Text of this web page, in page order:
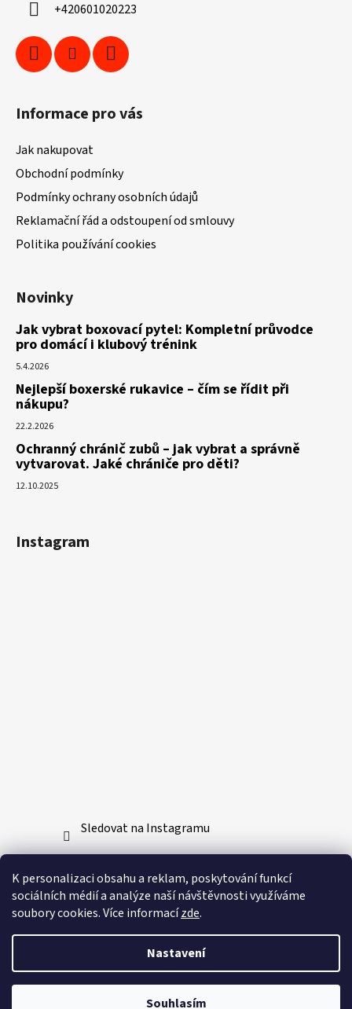
K personalizaci obsahu a reklam, poskytování funkcí
sociálních médií a analýze naší návštěvnosti využíváme
soubory cookies. Více informacízde.
Nastavení
Souhlasím
+420601020223
Informace pro vás
Jak nakupovat
Obchodní podmínky
Podmínky ochrany osobních údajů
Reklamační řád a odstoupení od smlouvy
Politika používání cookies
Novinky
Jak vybrat boxovací pytel: Kompletní průvodce
pro domácí i klubový trénink
5.4.2026
Nejlepší boxerské rukavice – čím se řídit při
nákupu?
22.2.2026
Ochranný chránič zubů – jak vybrat a správně
vytvarovat. Jaké chrániče pro děti?
12.10.2025
Instagram
Sledovat na Instagramu
Přijímáme online platby
Vytvořil Shoptet